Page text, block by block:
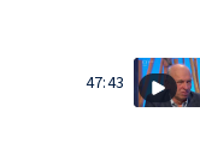
47:43